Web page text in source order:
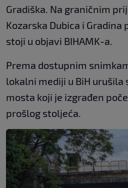
Gradiška. Na graničnim
Kozarska Dubica i Gradina
stoji u objavi BIHAMK-a.
Prema dostupnim
lokalni mediji u BiH urušila
mosta koji je izgrađen
prošlog stoljeća.